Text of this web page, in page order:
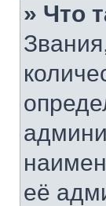
» Что
её